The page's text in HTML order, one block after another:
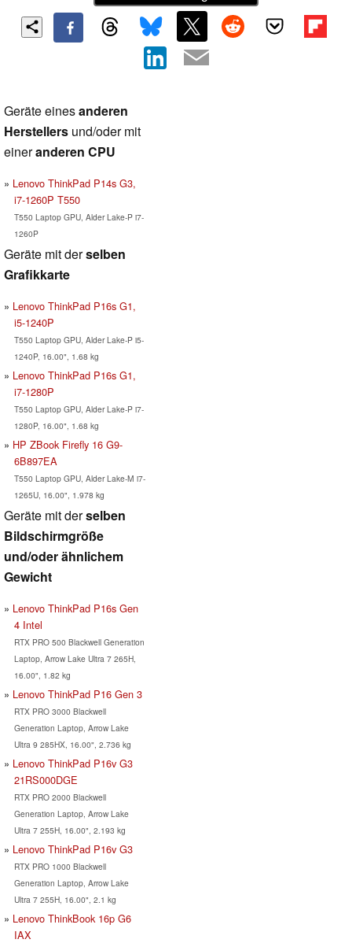
Geräte einesanderen
Herstellers und/oder mit
eineranderen CPU
Lenovo ThinkPad P14s G3,
i7-1260P T550
T550 Laptop GPU, Alder Lake-P i7-
1260P
Geräte mit derselben
Grafikkarte
Lenovo ThinkPad P16s G1,
i5-1240P
T550 Laptop GPU, Alder Lake-P i5-
1240P, 16.00", 1.68 kg
Lenovo ThinkPad P16s G1,
i7-1280P
T550 Laptop GPU, Alder Lake-P i7-
1280P, 16.00", 1.68 kg
HP ZBook Firefly 16 G9-
6B897EA
T550 Laptop GPU, Alder Lake-M i7-
1265U, 16.00", 1.978 kg
Geräte mit derselben
Bildschirmgröße
und/oder ähnlichem
Gewicht
Lenovo ThinkPad P16s Gen
4 Intel
RTX PRO 500 Blackwell Generation
Laptop, Arrow Lake Ultra 7 265H,
16.00", 1.82 kg
Lenovo ThinkPad P16 Gen 3
RTX PRO 3000 Blackwell
Generation Laptop, Arrow Lake
Ultra 9 285HX, 16.00", 2.736 kg
Lenovo ThinkPad P16v G3
21RS000DGE
RTX PRO 2000 Blackwell
Generation Laptop, Arrow Lake
Ultra 7 255H, 16.00", 2.193 kg
Lenovo ThinkPad P16v G3
RTX PRO 1000 Blackwell
Generation Laptop, Arrow Lake
Ultra 7 255H, 16.00", 2.1 kg
Lenovo ThinkBook 16p G6
IAX